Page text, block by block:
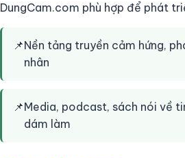
DungCam.com phù hợp để phát
📌Nền tảng truyền cảm hứng,
nhân
📌Media, podcast, sách nói về
dám làm